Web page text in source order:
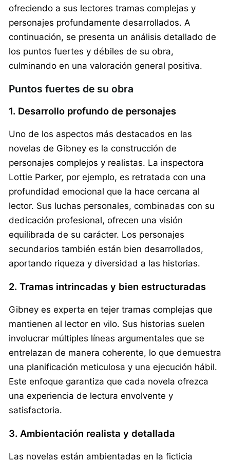
ofreciendo a sus lectores tramas complejas y
personajes profundamente desarrollados. A
continuación, se presenta un análisis detallado de
los puntos fuertes y débiles de su obra,
culminando en una valoración general positiva.
Puntos fuertes de su obra
1. Desarrollo profundo de personajes
Uno de los aspectos más destacados en las
novelas de Gibney es la construcción de
personajes complejos y realistas. La inspectora
Lottie Parker, por ejemplo, es retratada con una
profundidad emocional que la hace cercana al
lector. Sus luchas personales, combinadas con su
dedicación profesional, ofrecen una visión
equilibrada de su carácter. Los personajes
secundarios también están bien desarrollados,
aportando riqueza y diversidad a las historias.
2. Tramas intrincadas y bien estructuradas
Gibney es experta en tejer tramas complejas que
mantienen al lector en vilo. Sus historias suelen
involucrar múltiples líneas argumentales que se
entrelazan de manera coherente, lo que demuestra
una planificación meticulosa y una ejecución hábil.
Este enfoque garantiza que cada novela ofrezca
una experiencia de lectura envolvente y
satisfactoria.
3. Ambientación realista y detallada
Las novelas están ambientadas en la ficticia